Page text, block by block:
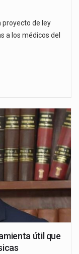
proyecto de ley
a los médicos del
útil que